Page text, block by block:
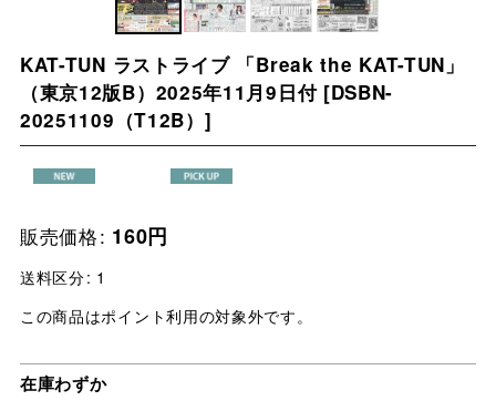
KAT-TUN ラストライブ 「Break the KAT-TUN」
（東京12版B）2025年11月9日付 [DSBN-
20251109（T12B） ]
販売価格: 160円
送料区分: 1
この商品はポイント利用の対象外です。
在庫わずか